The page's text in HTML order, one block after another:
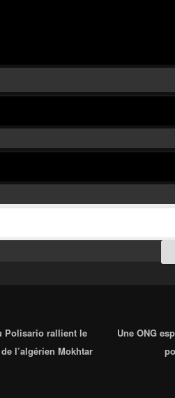
:
Polisario rallient le
l’algérien Mokhtar
Une ONG